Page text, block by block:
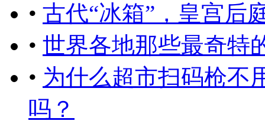
• 古代“冰箱”，皇宫后
• 世界各地那些最奇特
• 为什么超市扫码枪不
吗？